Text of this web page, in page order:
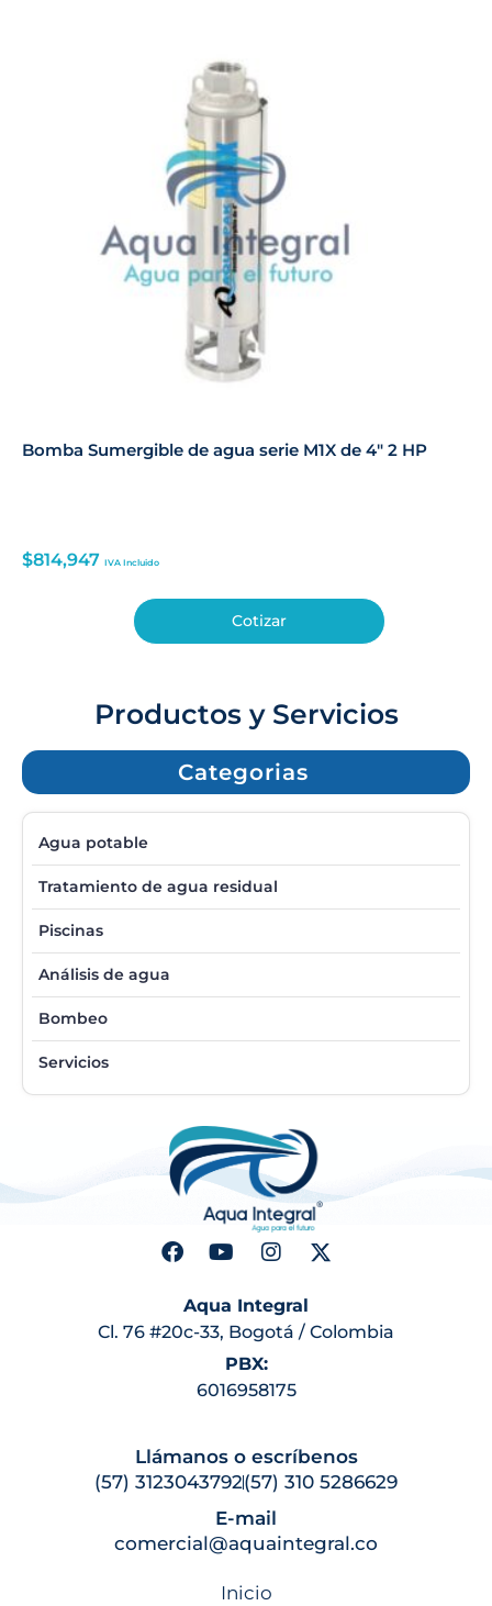
Bomba Sumergible de agua serie M1X de 4″ 2 HP
$814,947 IVA Incluido
Cotizar
Productos y Servicios
Categorias
Agua potable
Tratamiento de agua residual
Piscinas
Análisis de agua
Bombeo
Servicios
Aqua Integral
Cl. 76 #20c-33, Bogotá / Colombia
PBX:
6016958175
Llámanos o escríbenos
(57) 3123043792(57) 310 5286629
E-mail
comercial@aquaintegral.co
Inicio